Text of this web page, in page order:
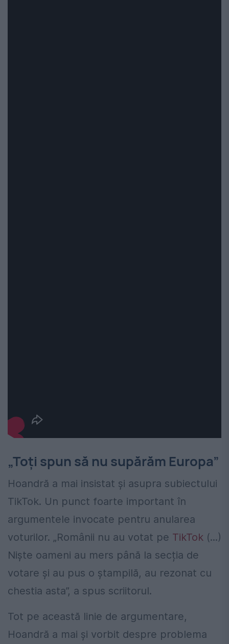
„Toți spun să nu supărăm Europa”
Hoandră a mai insistat și asupra subiectului
TikTok. Un punct foarte important în
argumentele invocate pentru anularea
voturilor. „Românii nu au votat pe TikTok (...)
Niște oameni au mers până la secția de
votare și au pus o ștampilă, au rezonat cu
chestia asta”, a spus scriitorul.
Tot pe această linie de argumentare,
Hoandră a mai și vorbit despre problema